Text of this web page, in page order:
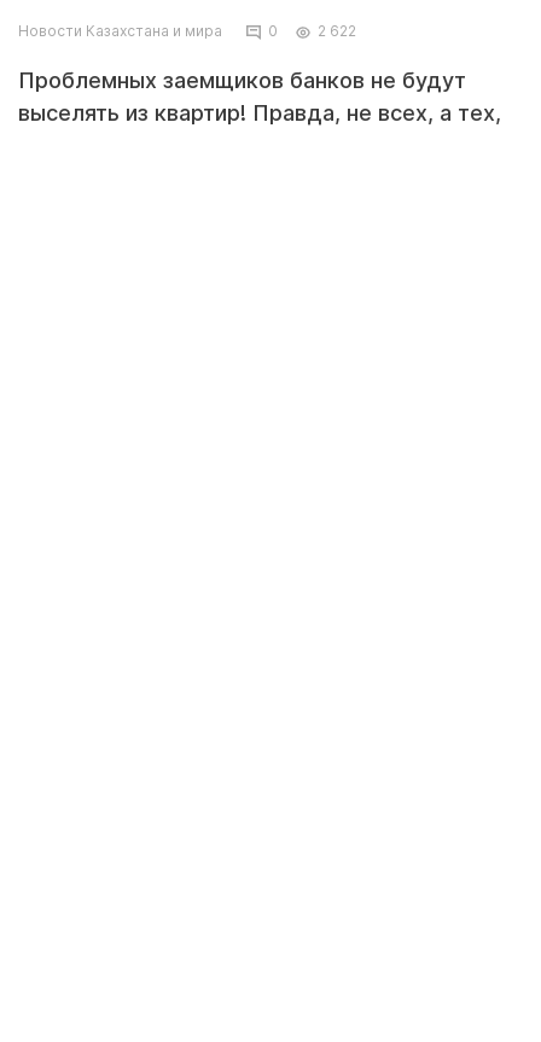
Новости Казахстана и мира 0 2 622
Проблемных заемщиков банков не будут
выселять из квартир! Правда, не всех, а тех,